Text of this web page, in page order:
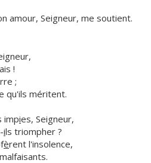
amour, Seigneur, me soutient.
!
;
qu'ils méritent.
impies, Seigneur,
ils triompher ?
èrent l'insolence,